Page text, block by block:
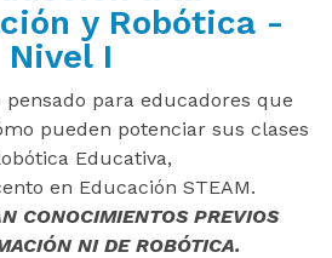
y Robótica -
Nivel I
pensado para educadores que
pueden potenciar sus clases
Educativa,
en Educación STEAM.
CONOCIMIENTOS PREVIOS
NI DE ROBÓTICA.